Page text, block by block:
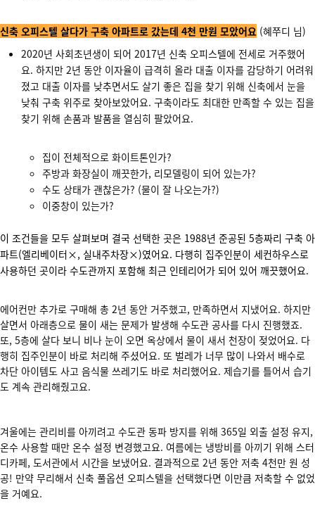
신축 오피스텔 살다가 구축 아파트로 갔는데 4천 만원 모았어요 (혜쭈디 님)
2020년 사회초년생이 되어 2017년 신축 오피스텔에 전세로 거주했어
요. 하지만 2년 동안 이자율이 급격히 올라 대출 이자를 감당하기 어려워
졌고 대출 이자를 낮추면서도 살기 좋은 집을 찾기 위해 신축에서 눈을
낮춰 구축 위주로 찾아보았어요. 구축이라도 최대한 만족할 수 있는 집을
찾기 위해 손품과 발품을 열심히 팔았어요.
집이 전체적으로 화이트톤인가?
주방과 화장실이 깨끗한가, 리모델링이 되어 있는가?
수도 상태가 괜찮은가? (물이 잘 나오는가?)
이중창이 있는가?
이 조건들을 모두 살펴보며 결국 선택한 곳은 1988년 준공된 5층짜리 구축 아
파트(엘리베이터×, 실내주차장×)였어요. 다행히 집주인분이 세컨하우스로
사용하던 곳이라 수도관까지 포함해 최근 인테리어가 되어 있어 깨끗했어요.
에어컨만 추가로 구매해 총 2년 동안 거주했고, 만족하면서 지냈어요. 하지만
살면서 아래층으로 물이 새는 문제가 발생해 수도관 공사를 다시 진행했죠.
또, 5층에 살다 보니 비나 눈이 오면 옥상에서 물이 새서 천장이 젖었어요. 다
행히 집주인분이 바로 처리해 주셨어요. 또 벌레가 너무 많이 나와서 배수로
차단 아이템도 사고 음식물 쓰레기도 바로 처리했어요. 제습기를 틀어서 습기
도 계속 관리해줬고요.
겨울에는 관리비를 아끼려고 수도관 동파 방지를 위해 365일 외출 설정 유지,
온수 사용할 때만 온수 설정 변경했고요. 여름에는 냉방비를 아끼기 위해 스터
디카페, 도서관에서 시간을 보냈어요. 결과적으로 2년 동안 저축 4천만 원 성
공! 만약 무리해서 신축 풀옵션 오피스텔을 선택했다면 이만큼 저축할 수 없었
을 거예요.